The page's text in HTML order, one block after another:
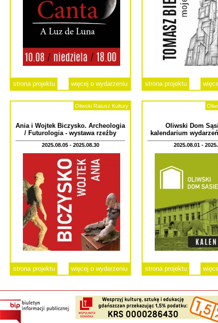
strona projektu więcej o wydarzeniu strona projektu
Oliwski Ratusz Kultury
Ania i Wojtek Biczysko. Archeologia
/ Futurologia - wystawa rzeźby
2025.08.05 - 2025.08.30
strona projektu więcej o wydarzeniu
Oliwski Dom
kalendarium
2025.08.01 -
strona projektu